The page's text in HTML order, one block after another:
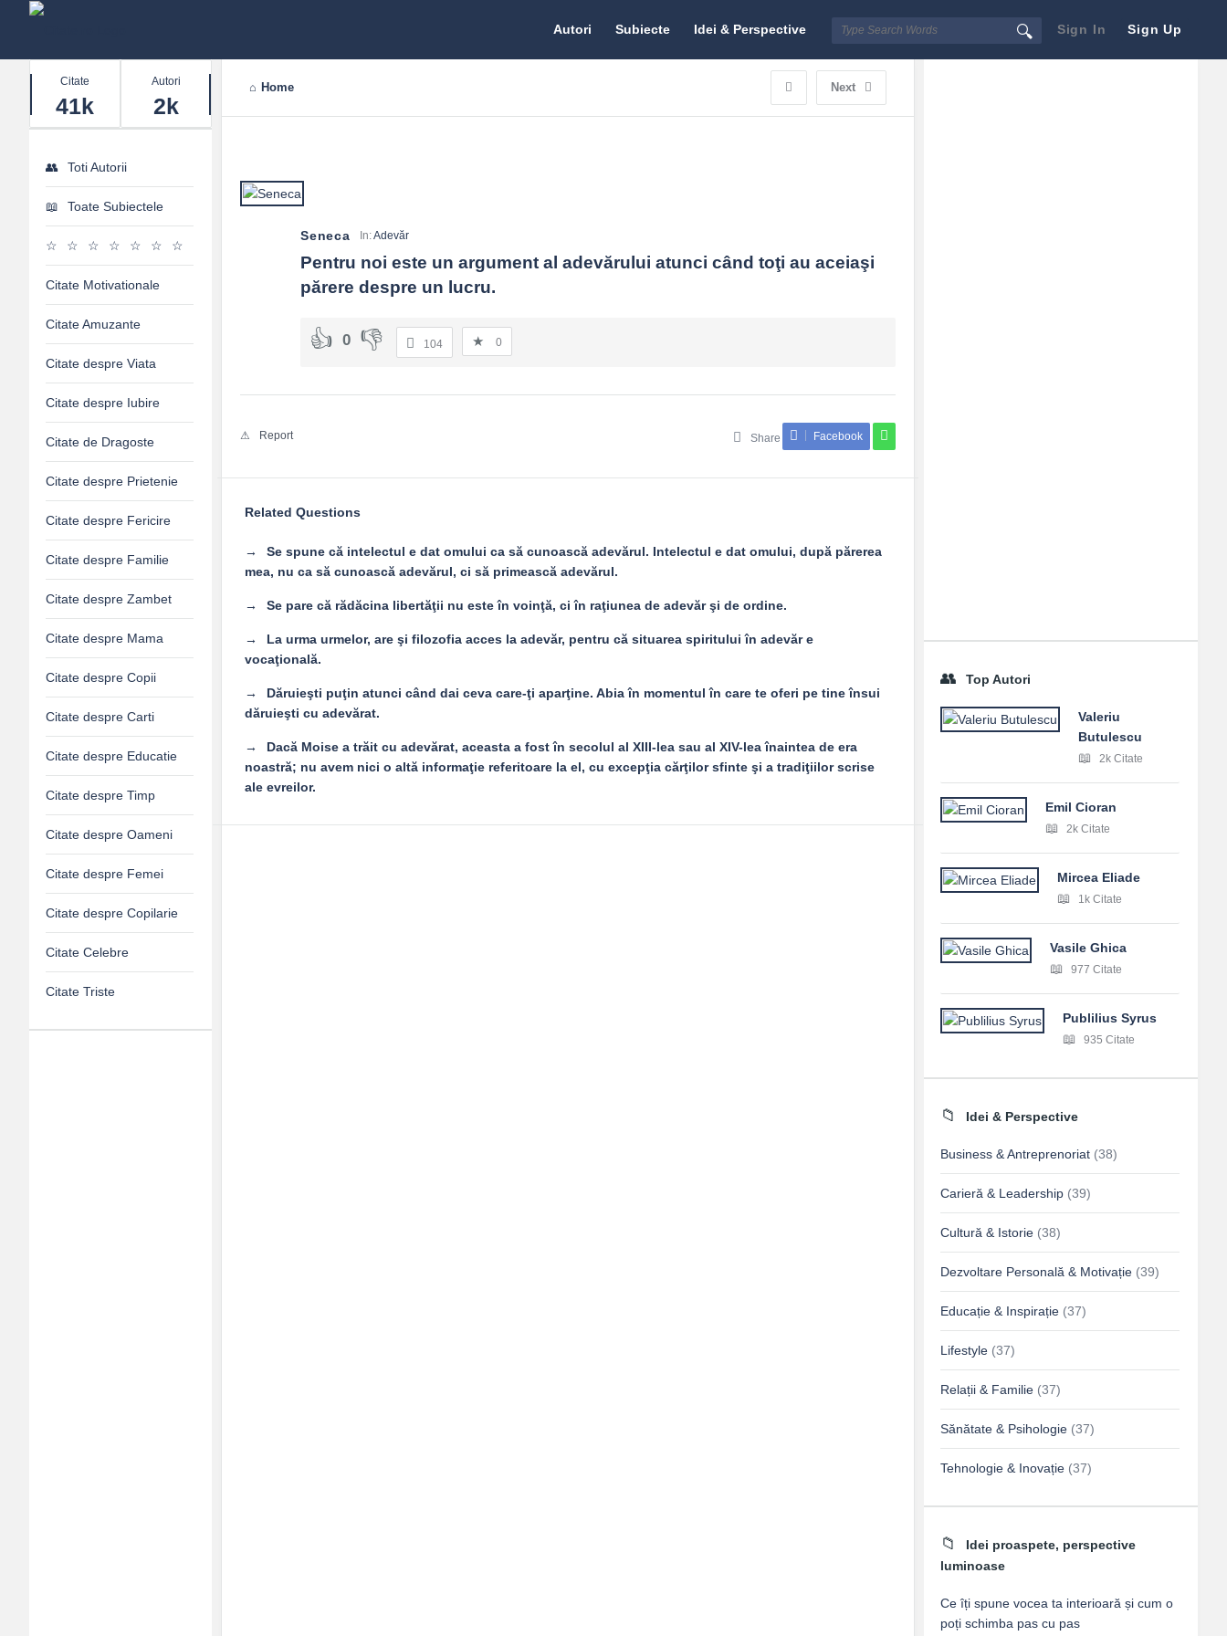
Sign In Sign Up
Citate.ro
Autori Subiecte Idei & Perspective
Home Next
Seneca In:Adevăr
Pentru noi este un argument al adevărului atunci când toţi au aceiaşi
părere despre un lucru.
0 104 0
Share Facebook
Report
Related Questions
Se spune că intelectul e dat omului ca să cunoască adevărul. Intelectul e dat omului, după părerea
mea, nu ca să cunoască adevărul, ci să primească adevărul.
Se pare că rădăcina libertăţii nu este în voinţă, ci în raţiunea de adevăr şi de ordine.
La urma urmelor, are şi filozofia acces la adevăr, pentru că situarea spiritului în adevăr e
vocaţională.
Dăruieşti puţin atunci când dai ceva care-ţi aparţine. Abia în momentul în care te oferi pe tine însui
dăruieşti cu adevărat.
Dacă Moise a trăit cu adevărat, aceasta a fost în secolul al XIII-lea sau al XIV-lea înaintea de era
noastră; nu avem nici o altă informaţie referitoare la el, cu excepţia cărţilor sfinte şi a tradiţiilor scrise
ale evreilor.
Top Autori
Valeriu
Butulescu
2k Citate
Emil Cioran
2k Citate
Mircea Eliade
1k Citate
Vasile Ghica
977 Citate
Publilius Syrus
935 Citate
Idei & Perspective
Business & Antreprenoriat (38)
Carieră & Leadership (39)
Cultură & Istorie (38)
Dezvoltare Personală & Motivație (39)
Educație & Inspirație (37)
Lifestyle (37)
Relații & Familie (37)
Sănătate & Psihologie (37)
Tehnologie & Inovație (37)
Idei proaspete, perspective
luminoase
Ce îți spune vocea ta interioară și cum o
poți schimba pas cu pas
Stats
Citate
41k
Autori
2k
Toti Autorii
Toate Subiectele
Citate Motivationale
Citate Amuzante
Citate despre Viata
Citate despre Iubire
Citate de Dragoste
Citate despre Prietenie
Citate despre Fericire
Citate despre Familie
Citate despre Zambet
Citate despre Mama
Citate despre Copii
Citate despre Carti
Citate despre Educatie
Citate despre Timp
Citate despre Oameni
Citate despre Femei
Citate despre Copilarie
Citate Celebre
Citate Triste